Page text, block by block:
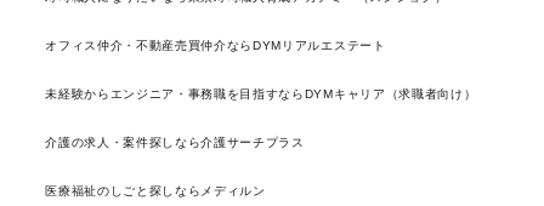
オフィス仲介・不動産売買仲介ならDYMリアルエステート
未経験からエンジニア・事務職を目指すならDYMキャリア（求職者向け）
介護の求人・案件探しなら介護サーチプラス
医療福祉のしごと探しならメディルン